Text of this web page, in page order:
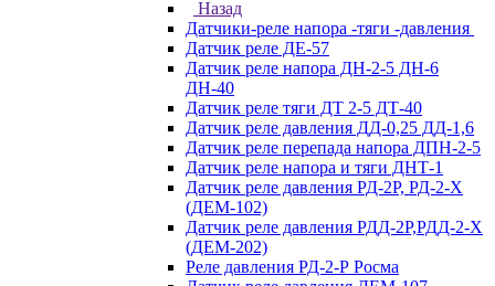
Назад
Датчики-реле напора -тяги -давления
Датчик реле ДЕ-57
Датчик реле напора ДН-2-5 ДН-6
ДН-40
Датчик реле тяги ДТ 2-5 ДТ-40
Датчик реле давления ДД-0,25 ДД-1,6
Датчик реле перепада напора ДПН-2-5
Датчик реле напора и тяги ДНТ-1
Датчик реле давления РД-2Р, РД-2-Х
(ДЕМ-102)
Датчик реле давления РДД-2Р,РДД-2-Х
(ДЕМ-202)
Реле давления РД-2-Р Росма